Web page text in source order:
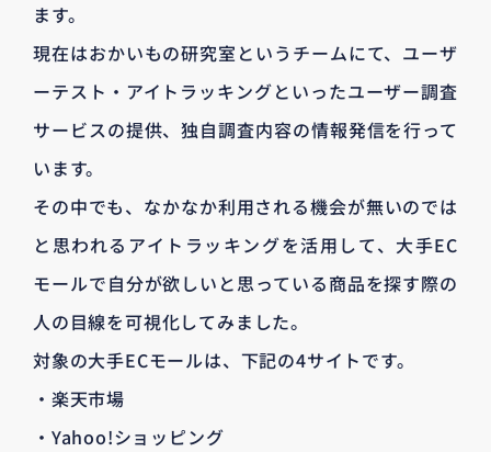
ます。
現在はおかいもの研究室というチームにて、ユーザ
ーテスト・アイトラッキングといったユーザー調査
サービスの提供、独自調査内容の情報発信を行って
います。
その中でも、なかなか利用される機会が無いのでは
と思われるアイトラッキングを活用して、大手EC
モールで自分が欲しいと思っている商品を探す際の
人の目線を可視化してみました。
対象の大手ECモールは、下記の4サイトです。
・楽天市場
・Yahoo!ショッピング